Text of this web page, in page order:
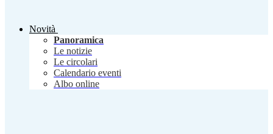
Novità
Panoramica
Le notizie
Le circolari
Calendario eventi
Albo online